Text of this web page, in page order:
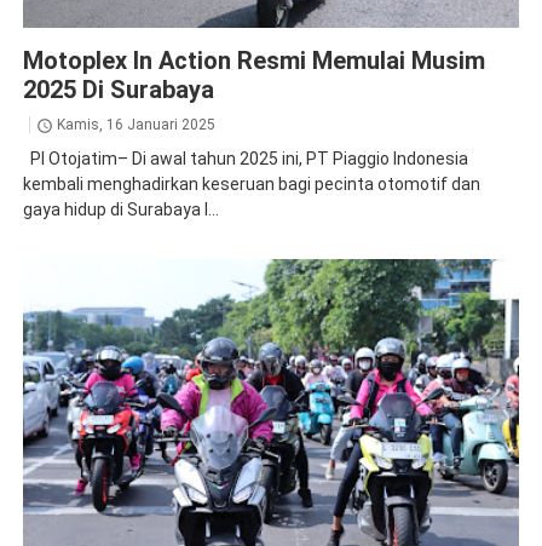
Motoplex In Action Resmi Memulai Musim
2025 Di Surabaya
Kamis, 16 Januari 2025
PI Otojatim– Di awal tahun 2025 ini, PT Piaggio Indonesia
kembali menghadirkan keseruan bagi pecinta otomotif dan
gaya hidup di Surabaya l...